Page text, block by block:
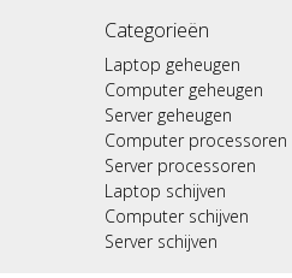
Categorieën
Laptop geheugen
Computer geheugen
Server geheugen
Computer processoren
Server processoren
Laptop schijven
Computer schijven
Server schijven